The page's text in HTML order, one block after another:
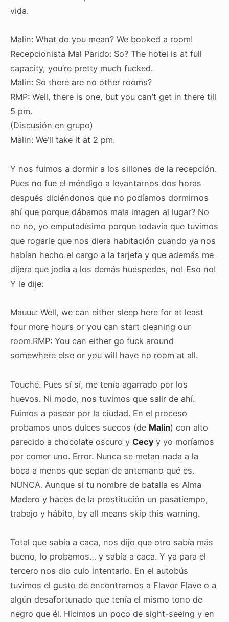
vida.
Malin: What do you mean? We booked a room!
Recepcionista Mal Parido: So? The hotel is at full
capacity, you’re pretty much fucked.
Malin: So there are no other rooms?
RMP: Well, there is one, but you can’t get in there till
5 pm.
(Discusión en grupo)
Malin: We’ll take it at 2 pm.
Y nos fuimos a dormir a los sillones de la recepción.
Pues no fue el méndigo a levantarnos dos horas
después diciéndonos que no podíamos dormirnos
ahí que porque dábamos mala imagen al lugar? No
no no, yo emputadísimo porque todavía que tuvimos
que rogarle que nos diera habitación cuando ya nos
habían hecho el cargo a la tarjeta y que además me
dijera que jodía a los demás huéspedes, no! Eso no!
Y le dije:
Mauuu: Well, we can either sleep here for at least
four more hours or you can start cleaning our
room.RMP: You can either go fuck around
somewhere else or you will have no room at all.
Touché. Pues sí sí, me tenía agarrado por los
huevos. Ni modo, nos tuvimos que salir de ahí.
Fuimos a pasear por la ciudad. En el proceso
probamos unos dulces suecos (de Malin) con alto
parecido a chocolate oscuro y Cecy y yo moríamos
por comer uno. Error. Nunca se metan nada a la
boca a menos que sepan de antemano qué es.
NUNCA. Aunque si tu nombre de batalla es Alma
Madero y haces de la prostitución un pasatiempo,
trabajo y hábito, by all means skip this warning.
Total que sabía a caca, nos dijo que otro sabía más
bueno, lo probamos… y sabía a caca. Y ya para el
tercero nos dio culo intentarlo. En el autobús
tuvimos el gusto de encontrarnos a Flavor Flave o a
algún desafortunado que tenía el mismo tono de
negro que él. Hicimos un poco de sight-seeing y en